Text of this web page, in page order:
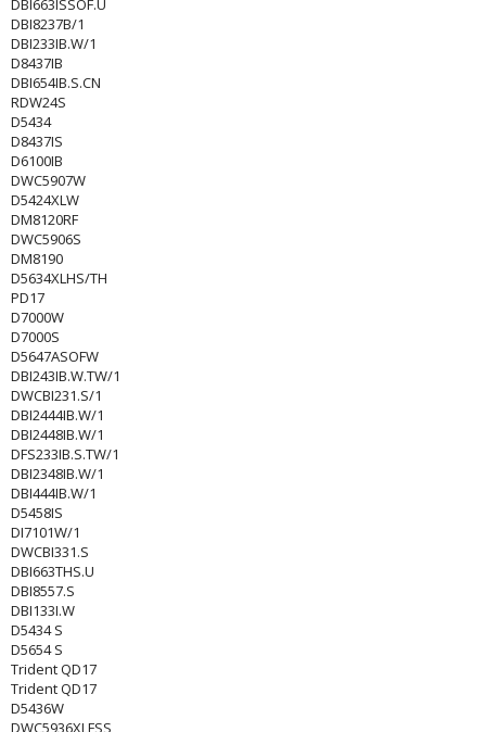
DBI663ISSOF.U
DBI8237B/1
DBI233IB.W/1
D8437IB
DBI654IB.S.CN
RDW24S
D5434
D8437IS
D6100IB
DWC5907W
D5424XLW
DM8120RF
DWC5906S
DM8190
D5634XLHS/TH
PD17
D7000W
D7000S
D5647ASOFW
DBI243IB.W.TW/1
DWCBI231.S/1
DBI2444IB.W/1
DBI2448IB.W/1
DFS233IB.S.TW/1
DBI2348IB.W/1
DBI444IB.W/1
D5458IS
DI7101W/1
DWCBI331.S
DBI663THS.U
DBI8557.S
DBI133I.W
D5434 S
D5654 S
Trident QD17
Trident QD17
D5436W
DWC5936XLFSS